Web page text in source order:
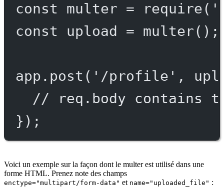
const
multer = require(
const
upload = multer();
app. post ( '/profile' ,
// req.body contains
});
Voici un exemple sur la façon dont le multer est utilisé dans une
forme HTML. Prenez note des champs
enctype="multipart/form-data" et name="uploaded_file" :